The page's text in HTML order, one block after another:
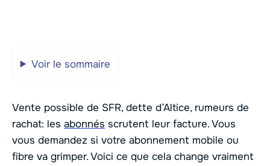
Voir le sommaire
Vente possible de SFR, dette d’Altice, rumeurs de
rachat: les abonnés scrutent leur facture. Vous
vous demandez si votre abonnement mobile ou
fibre va grimper. Voici ce que cela change vraiment